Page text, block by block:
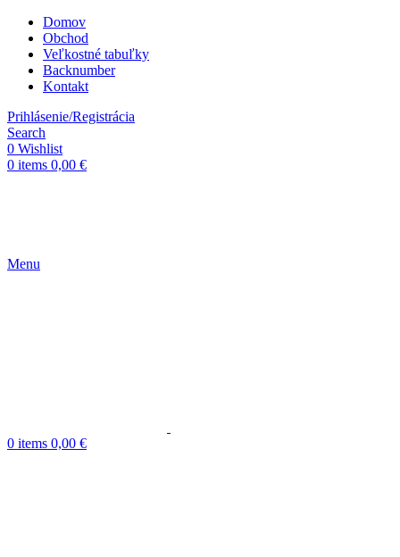
Domov
Obchod
Veľkostné tabuľky
Backnumber
Kontakt
Prihlásenie/Registrácia
Search
0 Wishlist
0 items 0,00 €
Menu
0 items 0,00 €